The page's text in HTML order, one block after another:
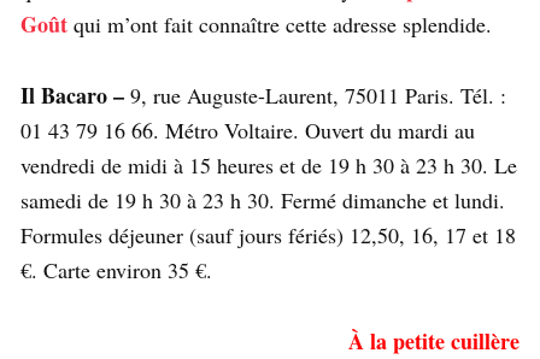
Goût qui m’ont fait connaître cette adresse splendide.
Il Bacaro – 9, rue Auguste-Laurent, 75011 Paris. Tél. :
01 43 79 16 66. Métro Voltaire. Ouvert du mardi au
vendredi de midi à 15 heures et de 19 h 30 à 23 h 30. Le
samedi de 19 h 30 à 23 h 30. Fermé dimanche et lundi.
Formules déjeuner (sauf jours fériés) 12,50, 16, 17 et 18
€. Carte environ 35 €.
À la petite cuillère